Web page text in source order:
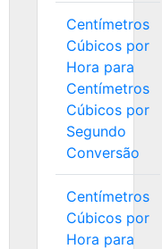
Centímetros
Cúbicos por
Hora para
Centímetros
Cúbicos por
Segundo
Conversão
Centímetros
Cúbicos por
Hora para